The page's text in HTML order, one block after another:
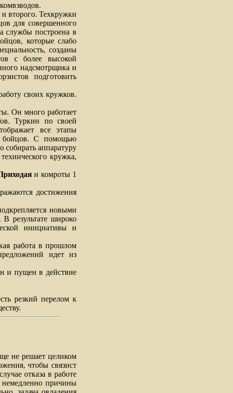
второго. Техкружки
для совершенного
службы построена в
которые слабо
созданы
с более высокой
надсмотрщика и
подготовить
своих кружков.
Он много работает
Туркин по своей
все этапы
бойцов. С помощью
собирать аппаратуру
кружка,
и комроты 1
достижения
новыми
результате широко
инициативы и
работа в прошлом
идет из
и пущен в действие
резкий перелом к
не решает целиком
чтобы связист
отказа в работе
немедленно причины